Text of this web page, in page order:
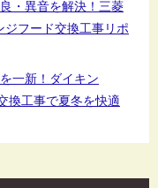
・異音を解決！三菱
ジフード交換工事リポ
一新！ダイキン
換工事で夏冬を快適